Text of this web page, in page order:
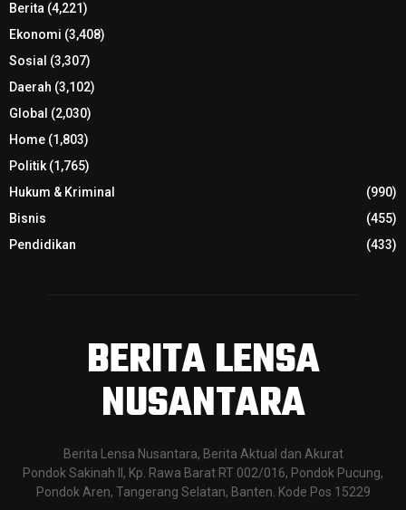
Berita (4,221)
Ekonomi (3,408)
Sosial (3,307)
Daerah (3,102)
Global (2,030)
Home (1,803)
Politik(1,765)
Hukum & Kriminal
(990)
Bisnis
(455)
Pendidikan
(433)
BERITA LENSA
NUSANTARA
Berita Lensa Nusantara, Berita Aktual dan Akurat
Pondok Sakinah II, Kp. Rawa Barat RT 002/016, Pondok Pucung,
Pondok Aren, Tangerang Selatan, Banten. Kode Pos 15229